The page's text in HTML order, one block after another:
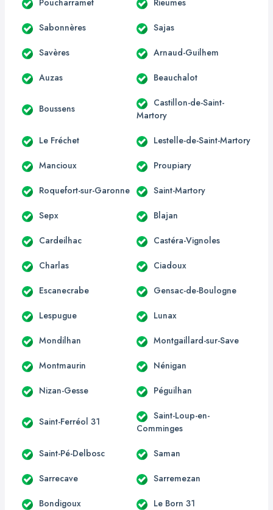
Sabonnères Sajas
Savères Arnaud-Guilhem
Auzas Beauchalot
Boussens
Castillon-de-Saint-
Martory
Le Fréchet Lestelle-de-Saint-Martory
Mancioux Proupiary
Roquefort-sur-Garonne Saint-Martory
Sepx Blajan
Cardeilhac Castéra-Vignoles
Charlas Ciadoux
Escanecrabe Gensac-de-Boulogne
Lespugue Lunax
Mondilhan Montgaillard-sur-Save
Montmaurin Nénigan
Nizan-Gesse Péguilhan
Saint-Ferréol 31
Saint-Loup-en-
Comminges
Saint-Pé-Delbosc Saman
Sarrecave Sarremezan
Bondigoux Le Born 31